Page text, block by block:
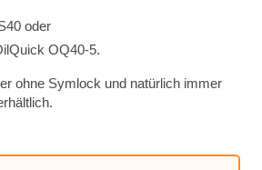
oder
OQ40‑5.
ohne Sym­lock und na­tür­lich im­mer